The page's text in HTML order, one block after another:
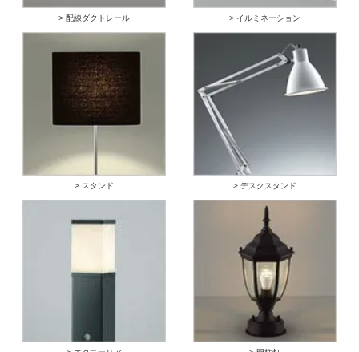
> 配線ダクトレール > イルミネーション
> スタンド > デスクスタンド